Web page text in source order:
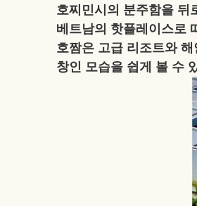
호찌민시의 분주함을 뒤
베트남의 핫플레이스로
호짬은 고급 리조트와
창인 모습을 쉽게 볼 수